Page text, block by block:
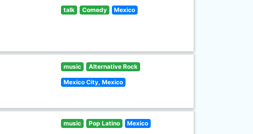
talk Comedy Mexico
music Alternative Rock
Mexico City, Mexico
music Pop Latino Mexico